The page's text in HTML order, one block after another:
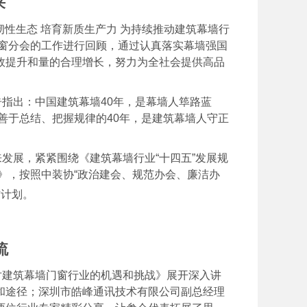
生态 培育新质生产力 为持续推动建筑幕墙行
会的工作进行回顾，通过认真落实幕墙强国
升和量的合理增长，努力为全社会提供高品
出：中国建筑幕墙40年，是幕墙人筚路蓝
于总结、把握规律的40年，是建筑幕墙人守正
展，紧紧围绕《建筑幕墙行业“十四五”发展规
按照中装协“政治建会、规范办会、廉洁办
划。
筑幕墙门窗行业的机遇和挑战》展开深入讲
径；深圳市皓峰通讯技术有限公司副总经理